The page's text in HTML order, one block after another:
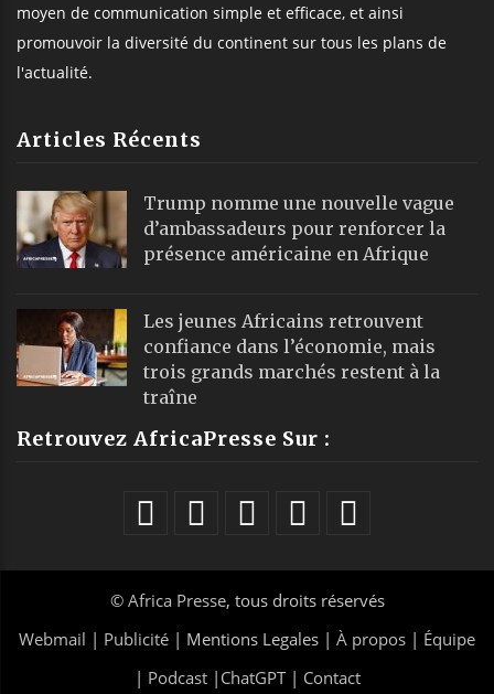
moyen de communication simple et efficace, et ainsi
promouvoir la diversité du continent sur tous les plans de
l'actualité.
Articles Récents
Trump nomme une nouvelle vague
d’ambassadeurs pour renforcer la
présence américaine en Afrique
Les jeunes Africains retrouvent
confiance dans l’économie, mais
trois grands marchés restent à la
traîne
Retrouvez AfricaPresse Sur :
© Africa Presse, tous droits réservés
Webmail | Publicité | Mentions Legales | À propos | Équipe
| Podcast| ChatGPT| Contact